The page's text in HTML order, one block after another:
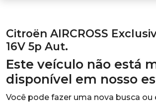
Citroën AIRCROSS
16V 5p Aut.
Este veículo não está
disponível em nosso
Você pode fazer uma nova busca ou